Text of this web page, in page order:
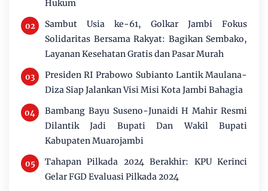
Hukum
Sambut Usia ke-61, Golkar Jambi Fokus
Solidaritas Bersama Rakyat: Bagikan Sembako,
Layanan Kesehatan Gratis dan Pasar Murah
Presiden RI Prabowo Subianto Lantik Maulana-
Diza Siap Jalankan Visi Misi Kota Jambi Bahagia
Bambang Bayu Suseno-Junaidi H Mahir Resmi
Dilantik Jadi Bupati Dan Wakil Bupati
Kabupaten Muarojambi
Tahapan Pilkada 2024 Berakhir: KPU Kerinci
Gelar FGD Evaluasi Pilkada 2024